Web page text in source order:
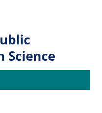
Science